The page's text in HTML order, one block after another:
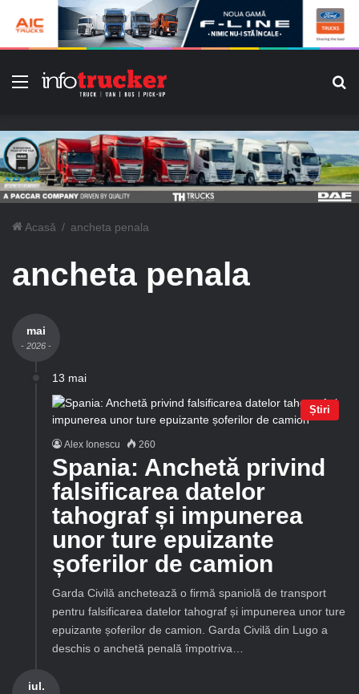
Meniu
Acasă / ancheta penala
ancheta penala
mai
- 2026 -
13 mai
Știri
Alex Ionescu 260
Spania: Anchetă privind
falsificarea datelor
tahograf și impunerea
unor ture epuizante
șoferilor de camion
Garda Civilă anchetează o firmă spaniolă de transport
pentru falsificarea datelor tahograf și impunerea unor ture
epuizante șoferilor de camion. Garda Civilă din Lugo a
deschis o anchetă penală împotriva…
iul.